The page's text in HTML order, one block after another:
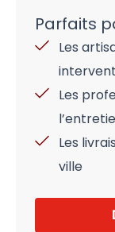
Parfaits
Les
Les
Les
ville